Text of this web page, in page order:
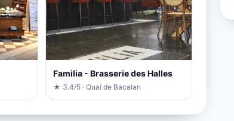
Familia - Brasserie des Halles
★ 3.4/5 · Quai de Bacalan